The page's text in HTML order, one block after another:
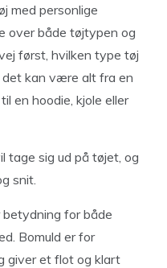
med personlige
over både tøjtypen og
først, hvilken type tøj
det kan være alt fra en
en hoodie, kjole eller
tage sig ud på tøjet, og
snit.
for både
Bomuld er for
giver et flot og klart